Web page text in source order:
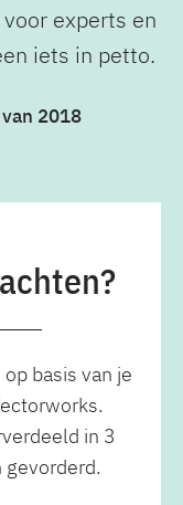
experts en
iets in petto.
2018
basis van je
in 3
gevorderd.